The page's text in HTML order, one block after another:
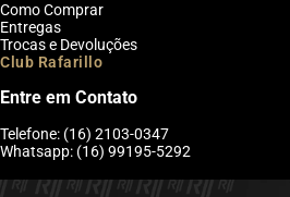
Como Comprar
Entregas
Trocas e Devoluções
Club Rafarillo
Entre em Contato
Telefone: (16) 2103-0347
Whatsapp: (16) 99195-5292